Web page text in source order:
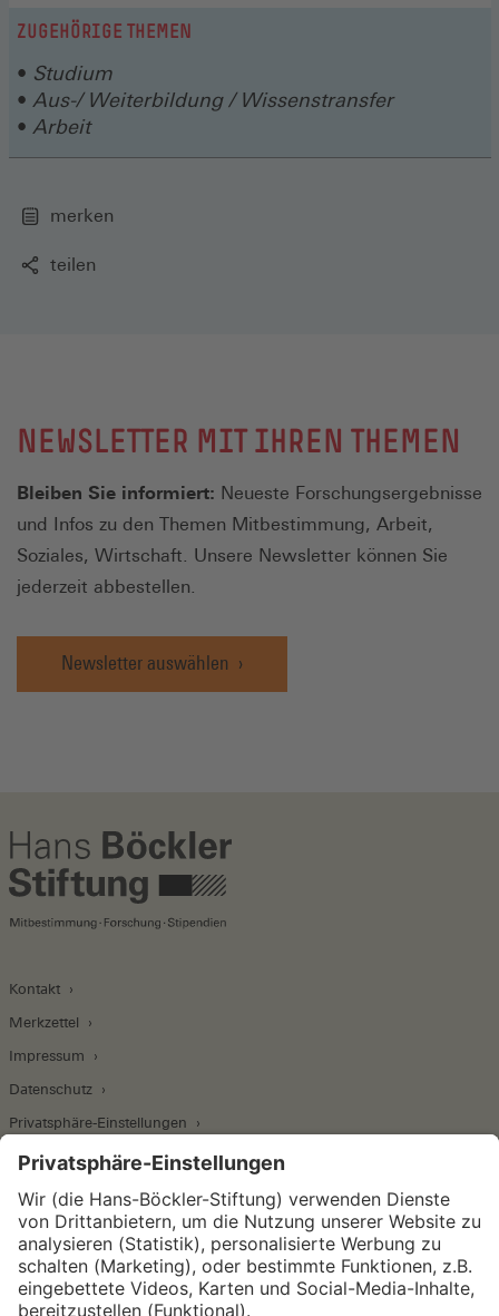
ZUGEHÖRIGE THEMEN
Studium
Aus-/ Weiterbildung / Wissenstransfer
Arbeit
merken
teilen
NEWSLETTER MIT IHREN THEMEN
Bleiben Sie informiert: Neueste Forschungsergebnisse
und Infos zu den Themen Mitbestimmung, Arbeit,
Soziales, Wirtschaft. Unsere Newsletter können Sie
jederzeit abbestellen.
Newsletter auswählen
Kontakt
Merkzettel
Impressum
Datenschutz
Privatsphäre-Einstellungen
Wirtschafts- und Sozialwissenschaftliches Institut
Institut für Makroökonomie und